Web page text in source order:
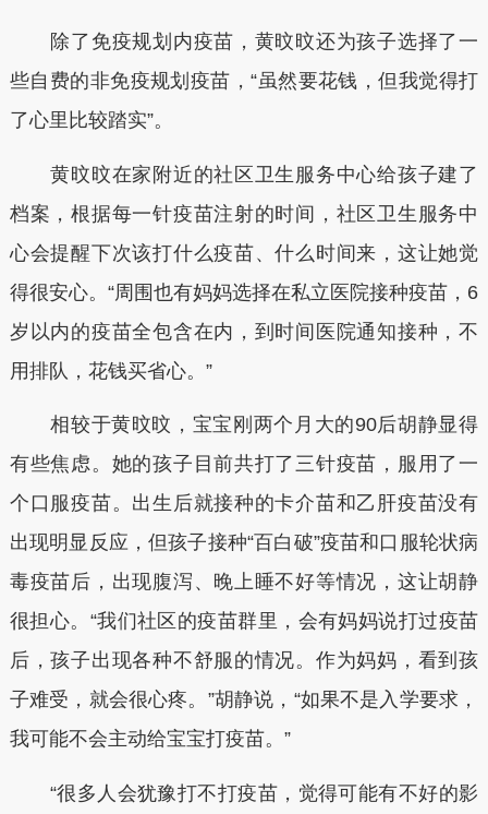
除了免疫规划内疫苗，黄旼旼还为孩子选择了一
些自费的非免疫规划疫苗，“虽然要花钱，但我觉得打
了心里比较踏实”。
黄旼旼在家附近的社区卫生服务中心给孩子建了
档案，根据每一针疫苗注射的时间，社区卫生服务中
心会提醒下次该打什么疫苗、什么时间来，这让她觉
得很安心。“周围也有妈妈选择在私立医院接种疫苗，6
岁以内的疫苗全包含在内，到时间医院通知接种，不
用排队，花钱买省心。”
相较于黄旼旼，宝宝刚两个月大的90后胡静显得
有些焦虑。她的孩子目前共打了三针疫苗，服用了一
个口服疫苗。出生后就接种的卡介苗和乙肝疫苗没有
出现明显反应，但孩子接种“百白破”疫苗和口服轮状病
毒疫苗后，出现腹泻、晚上睡不好等情况，这让胡静
很担心。“我们社区的疫苗群里，会有妈妈说打过疫苗
后，孩子出现各种不舒服的情况。作为妈妈，看到孩
子难受，就会很心疼。”胡静说，“如果不是入学要求，
我可能不会主动给宝宝打疫苗。”
“很多人会犹豫打不打疫苗，觉得可能有不好的影